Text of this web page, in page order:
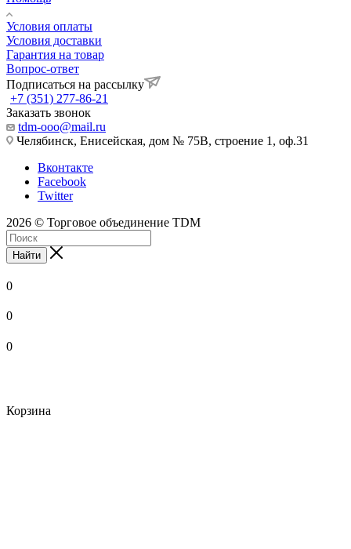
Условия оплаты
Условия доставки
Гарантия на товар
Вопрос-ответ
Подписаться на рассылку
+7 (351) 277-86-21
Заказать звонок
tdm-ooo@mail.ru
Челябинск, Енисейская, дом № 75В, строение 1, оф.31
Вконтакте
Facebook
Twitter
2026 © Торговое объединение TDM
Найти
0
0
0
Корзина